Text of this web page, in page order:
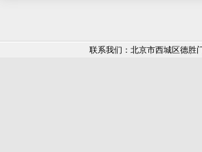
联系我们：北京市西城区德胜